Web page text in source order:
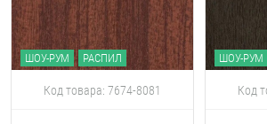
ШОУ-РУМ РАСПИЛ
Код товара: 7674-8081
ШОУ-РУМ
Код